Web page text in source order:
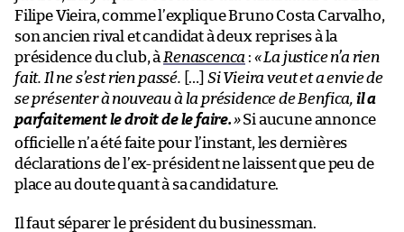
Filipe Vieira, comme l’explique Bruno Costa Carvalho,
son ancien rival et candidat à deux reprises à la
présidence du club, à Renascenca : « La justice n’a rien
fait. Il ne s’est rien passé. […] Si Vieira veut et a envie de
se présenter à nouveau à la présidence de Benfica, il a
parfaitement le droit de le faire.»Si aucune annonce
officielle n’a été faite pour l’instant, les dernières
déclarations de l’ex-président ne laissent que peu de
place au doute quant à sa candidature.
Il faut séparer le président du businessman.